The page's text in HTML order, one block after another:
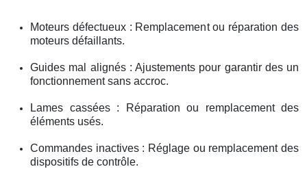
Moteurs défectueux : Remplacement ou réparation des
moteurs défaillants.
Guides mal alignés : Ajustements pour garantir des un
fonctionnement sans accroc.
Lames cassées : Réparation ou remplacement des
éléments usés.
Commandes inactives : Réglage ou remplacement des
dispositifs de contrôle.